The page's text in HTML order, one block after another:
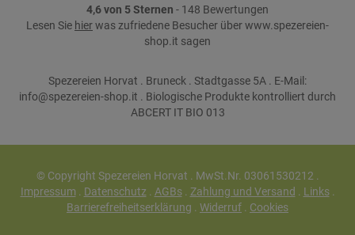
4,6 von 5 Sternen - 148 Bewertungen
Lesen Sie hierwas zufriedene Besucher über www.spezereien-
shop.it sagen
Spezereien Horvat . Bruneck . Stadtgasse 5A . E-Mail:
info@spezereien-shop.it . Biologische Produkte kontrolliert durch
ABCERT IT BIO 013
© Copyright Spezereien Horvat . MwSt.Nr. 03061530212 .
Impressum. Datenschutz. AGBs. Zahlung und Versand . Links.
Barrierefreiheitserklärung . Widerruf . Cookies